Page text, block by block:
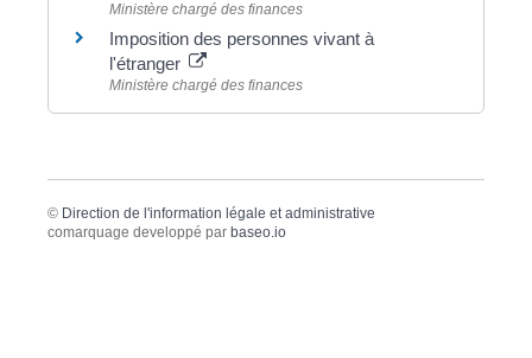
Ministère chargé des finances
Imposition des personnes vivant à
l'étranger
Ministère chargé des finances
© Direction de l'information légale et administrative
comarquage developpé par baseo.io